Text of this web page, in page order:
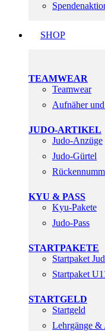
SHOP
TEAMWEAR
Teamwear
Aufnäher
JUDO-ARTIKEL
Judo-Anzüge
Judo-Gürtel
KYU & PASS
Kyu-Pakete
Judo-Pass
STARTPAKETE
Startpaket
Startpaket
STARTGELD
Startgeld
Lehrgänge &